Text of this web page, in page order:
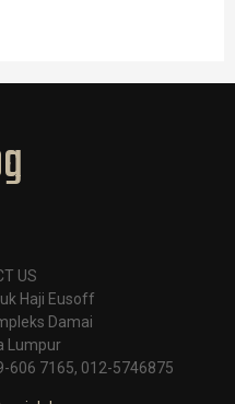
US
Haji Eusoff
Damai
Lumpur
606 7165, 012-5746875